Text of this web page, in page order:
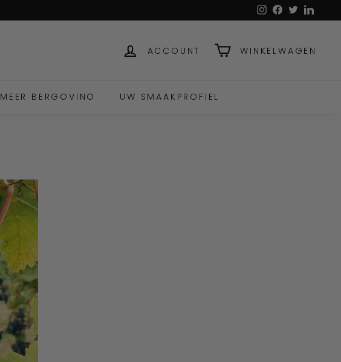
Instagram
Facebook
Twitter
ACCOUNT WINKELWAGEN
MEER BERGOVINO UW SMAAKPROFIEL